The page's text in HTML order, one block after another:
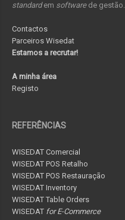
standardem softwarede gestão.
Contactos
Parceiros Wisedat
Estamos a recrutar!
A minha área
Registo
REFERÊNCIAS
WISEDAT Comercial
WISEDAT POS Retalho
WISEDAT POS Restauração
WISEDAT Inventory
WISEDAT Table Orders
WISEDAT for E-Commerce